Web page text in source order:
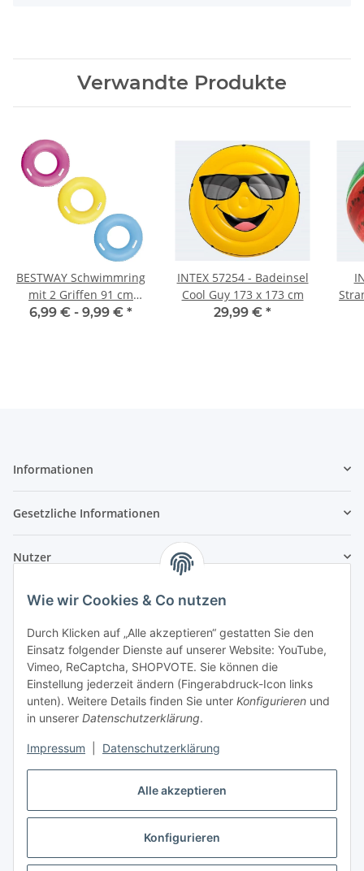
Alle akzeptieren
Konfigurieren
Wie wir Cookies & Co nutzen
Durch Klicken auf „Alle akzeptieren“ gestatten Sie den
Einsatz folgender Dienste auf unserer Website: YouTube,
Vimeo, ReCaptcha, SHOPVOTE. Sie können die
Einstellung jederzeit ändern (Fingerabdruck-Icon links
unten). Weitere Details finden Sie unter Konfigurieren und
in unserer Datenschutzerklärung.
Impressum Datenschutzerklärung
Verwandte Produkte
BESTWAY Schwimmring
mit 2 Griffen 91 cm
sortiert 36084
6,99 € - 9,99 € *
INTEX 57254 - Badeinsel
Cool Guy 173 x 173 cm
29,99 € *
Informationen
Gesetzliche Informationen
Nutzer